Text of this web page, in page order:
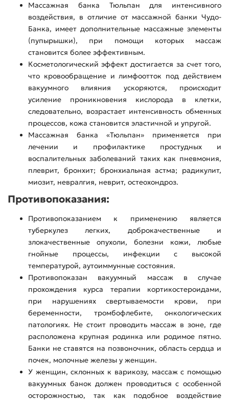
Массажная банка Тюльпан для интенсивного
воздействия, в отличие от массажной банки Чудо-
Банка, имеет дополнительные массажные элементы
(пупырышки), при помощи которых массаж
становится более эффективным.
Косметологический эффект достигается за счет того,
что кровообращение и лимфоотток под действием
вакуумного влияния ускоряются, происходит
усиление проникновения кислорода в клетки,
следовательно, возрастает интенсивность обменных
процессов, кожа становится эластичной и упругой.
Массажная банка «Тюльпан» применяется при
лечении и профилактике простудных и
воспалительных заболеваний таких как пневмония,
плеврит, бронхит; бронхиальная астма; радикулит,
миозит, невралгия, неврит, остеохондроз.
Противопоказания:
Противопоказанием к применению является
туберкулез легких, доброкачественные и
злокачественные опухоли, болезни кожи, любые
гнойные процессы, инфекции с высокой
температурой, аутоиммунные состояния.
Противопоказан вакуумный массаж в случае
прохождения курса терапии кортикостероидами,
при нарушениях свертываемости крови, при
беременности, тромбофлебите, онкологических
патологиях. Не стоит проводить массаж в зоне, где
расположена крупная родинка или родимое пятно.
Банки не ставятся на позвоночник, область сердца и
почек, молочные железы у женщин.
У женщин, склонных к варикозу, массаж с помощью
вакуумных банок должен проводиться с особенной
осторожностью, так как подобное воздействие